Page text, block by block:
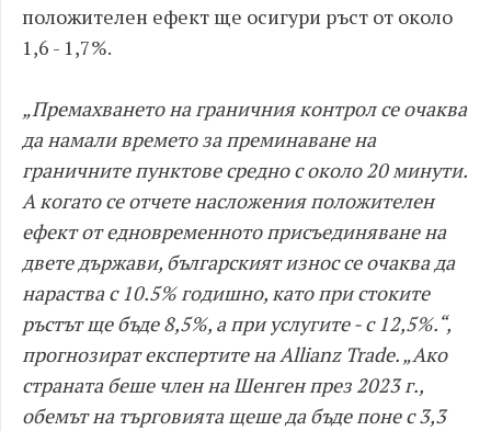
положителен ефект ще осигури ръст от около
1,6 - 1,7%.
„Премахването на граничния контрол се очаква
да намали времето за преминаване на
граничните пунктове средно с около 20 минути.
А когато се отчете насложения положителен
ефект от едновременното присъединяване на
двете държави, българският износ се очаква да
нараства с 10.5% годишно, като при стоките
ръстът ще бъде 8,5%, а при услугите - с 12,5%.“,
прогнозират експертите на Allianz Trade. „Ако
страната беше член на Шенген през 2023 г.,
обемът на търговията щеше да бъде поне с 3,3